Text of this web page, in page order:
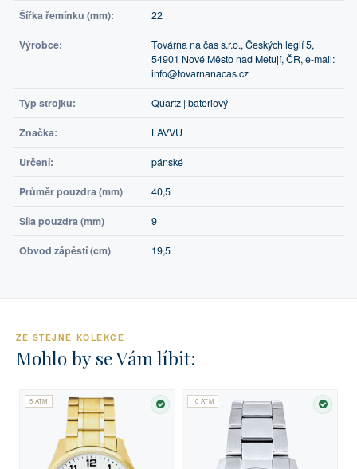
Šířka řemínku (mm): 22
Výrobce:
Továrna na čas s.r.o., Českých legií 5,
54901 Nové Město nad Metují, ČR, e-mail:
info@tovarnanacas.cz
Typ strojku: Quartz | bateriový
Značka: LAVVU
Určení: pánské
Průměr pouzdra (mm) 40,5
Síla pouzdra (mm) 9
Obvod zápěstí (cm) 19,5
ZE STEJNÉ KOLEKCE
Mohlo by se Vám líbit:
5 ATM
SKLADEM
10 ATM